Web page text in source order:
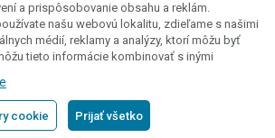
o tom, ako spracúvame osobné údaje
zásadách spracovania osobných údajov
a prispôsobovanie obsahu a reklám.
našu webovú lokalitu, zdieľame s našimi
médií, reklamy a analýzy, ktorí môžu byť
tieto informácie kombinovať s inými
informácie
cookie Prijať všetko